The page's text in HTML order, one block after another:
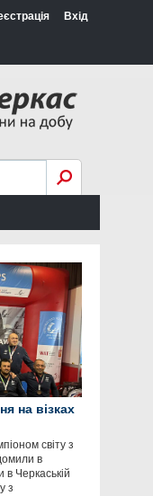
Вхід
на візках
світу з
в
в Черкаській
з